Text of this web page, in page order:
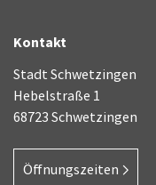
Kontakt
Stadt Schwetzingen
Hebelstraße 1
68723 Schwetzingen
Öffnungszeiten